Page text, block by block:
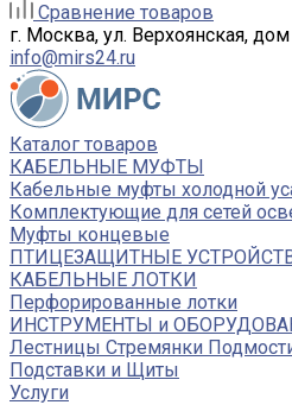
Сравнение товаров
г. Москва, ул. Верхоянская,
info@mirs24.ru
Каталог товаров
КАБЕЛЬНЫЕ МУФТЫ
Кабельные муфты холодной
Комплектующие для сетей
Муфты концевые
ПТИЦЕЗАЩИТНЫЕ
КАБЕЛЬНЫЕ ЛОТКИ
Перфорированные лотки
ИНСТРУМЕНТЫ и
Лестницы Стремянки
Подставки и Щиты
Услуги